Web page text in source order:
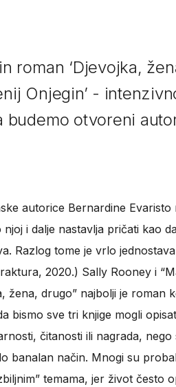
roman ‘Djevojka,
Onjegin’ -
budemo otvoreni
autorice Bernardine Evaristo
i dalje nastavlja pričati kao
Razlog tome je vrlo
2020.) Sally Rooney i
žena, drugo” najbolji je roman
bismo sve tri knjige mogli
čitanosti ili nagrada, nego
banalan način. Mnogi su
temama, jer život često